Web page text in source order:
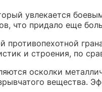
увлекается
что придало еще
противопехотной
и строения, по
осколки
вещества.